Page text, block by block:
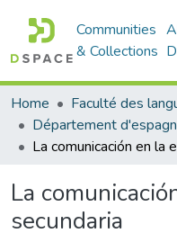
Communities
& Collections
Home
La
secundaria